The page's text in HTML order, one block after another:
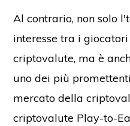
Al contrario, non solo
interesse tra i
criptovalute, ma è
uno dei più
mercato della
criptovalute Play-to-